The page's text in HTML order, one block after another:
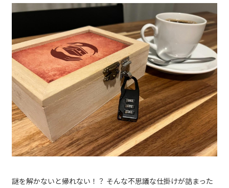
謎を解かないと帰れない！？ そんな不思議な仕掛けが詰まった